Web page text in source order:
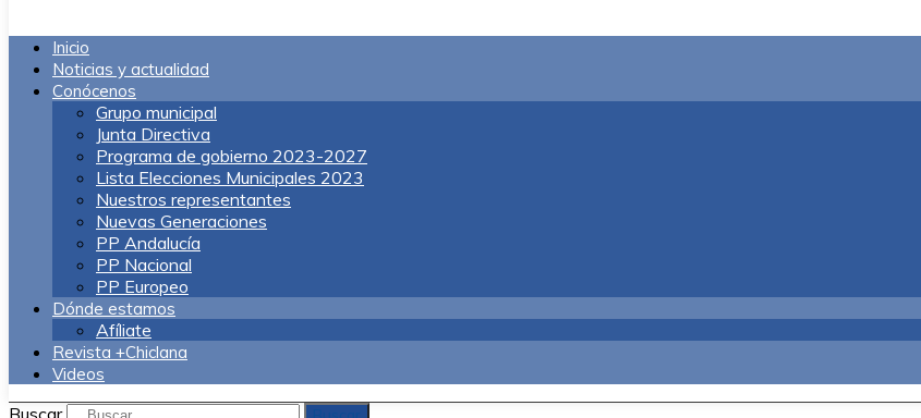
Inicio
Noticias y actualidad
Conócenos
Grupo municipal
Junta Directiva
Programa de gobierno 2023-2027
Lista Elecciones Municipales 2023
Nuestros representantes
Nuevas Generaciones
PP Andalucía
PP Nacional
PP Europeo
Dónde estamos
Afíliate
Revista +Chiclana
Videos
Buscar